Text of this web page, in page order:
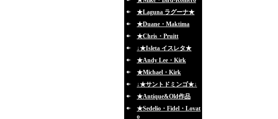
★Laguna ラグーナ★
★Duane・Maktima
★Chris・Pruitt
↓★Isleta イスレタ★
★Andy Lee・Kirk
★Michael・Kirk
↓★サントドミンゴ★↓
★Antique&Old作品
★Sedelio・Fidel・Lovat
o